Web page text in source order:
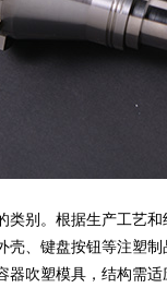
别。根据生产工艺
、键盘按钮等注塑
吹塑模具，结构需适